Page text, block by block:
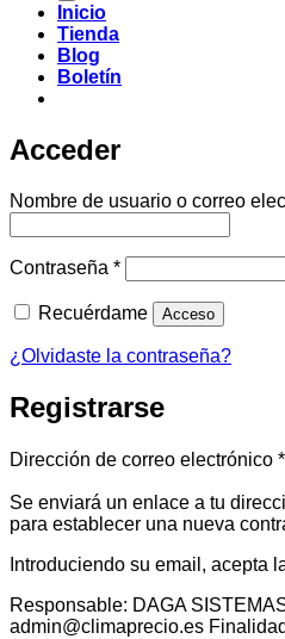
Inicio
Tienda
Blog
Boletín
Acceder
Nombre de usuario o correo
Contraseña *Obligatorio
Recuérdame Acceso
¿Olvidaste la contraseña?
Registrarse
Dirección de correo electrónico *
Se enviará un enlace a tu
para establecer una nueva
Introduciendo su email, acepta
Responsable: DAGA
admin@climaprecio.es